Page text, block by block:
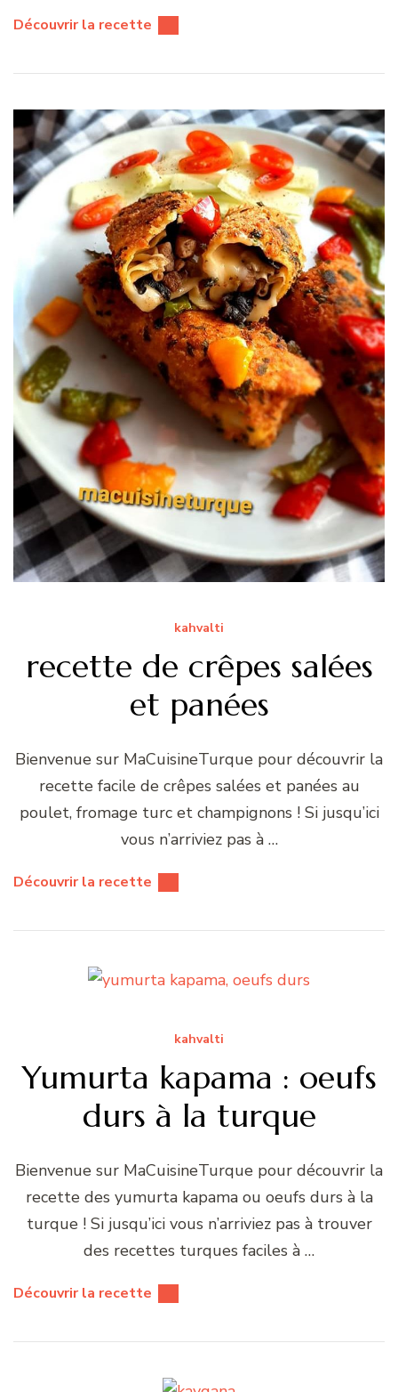
Découvrir la recette
kahvalti
recette de crêpes salées
et panées
Bienvenue sur MaCuisineTurque pour découvrir la
recette facile de crêpes salées et panées au
poulet, fromage turc et champignons ! Si jusqu’ici
vous n’arriviez pas à …
Découvrir la recette
kahvalti
Yumurta kapama : oeufs
durs à la turque
Bienvenue sur MaCuisineTurque pour découvrir la
recette des yumurta kapama ou oeufs durs à la
turque ! Si jusqu’ici vous n’arriviez pas à trouver
des recettes turques faciles à …
Découvrir la recette